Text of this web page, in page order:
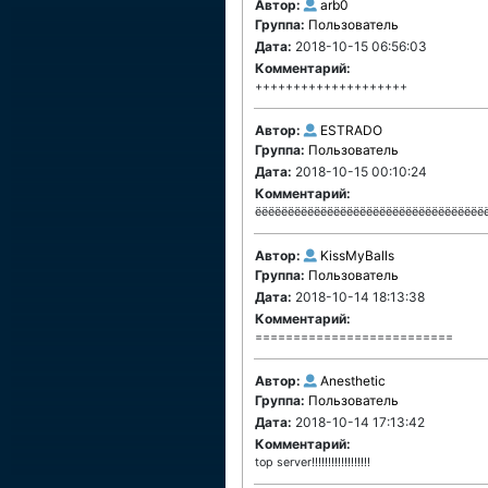
Автор:
arb0
Группа: Пользователь
Дата: 2018-10-15 06:56:03
Комментарий:
++++++++++++++++++++
Автор:
ESTRADO
Группа: Пользователь
Дата: 2018-10-15 00:10:24
Комментарий:
Автор:
KissMyBalls
Группа: Пользователь
Дата: 2018-10-14 18:13:38
Комментарий:
==========================
Автор:
Anesthetic
Группа: Пользователь
Дата: 2018-10-14 17:13:42
Комментарий:
top server!!!!!!!!!!!!!!!!!!